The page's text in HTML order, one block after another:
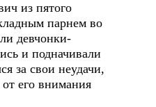
из пятого
парнем во
девчонки-
и подначивали
за свои неудачи,
его внимания